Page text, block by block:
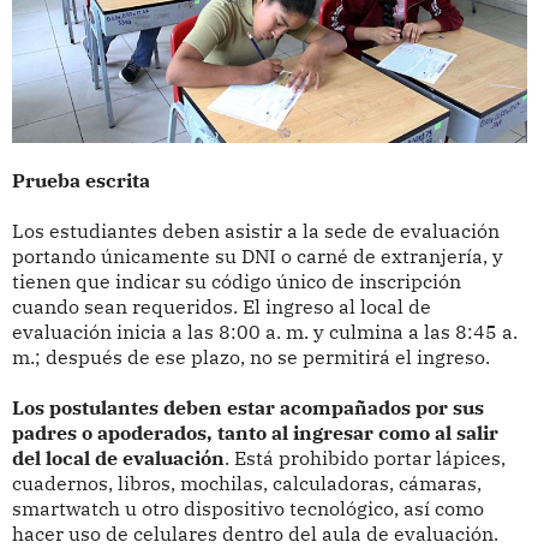
Prueba escrita
Los estudiantes deben asistir a la sede de evaluación
portando únicamente su DNI o carné de extranjería, y
tienen que indicar su código único de inscripción
cuando sean requeridos. El ingreso al local de
evaluación inicia a las 8:00 a. m. y culmina a las 8:45 a.
m.; después de ese plazo, no se permitirá el ingreso.
Los postulantes deben estar acompañados por sus
padres o apoderados, tanto al ingresar como al salir
del local de evaluación. Está prohibido portar lápices,
cuadernos, libros, mochilas, calculadoras, cámaras,
smartwatch u otro dispositivo tecnológico, así como
hacer uso de celulares dentro del aula de evaluación.